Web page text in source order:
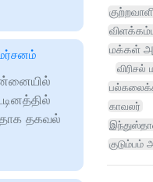
தகவல்
குற்றவாளி
மக்கள்
காவலர்
குடும்பம்